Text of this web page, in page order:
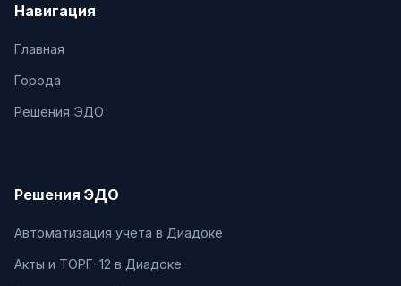
Навигация
Главная
Города
Решения ЭДО
Решения ЭДО
Автоматизация учета в Диадоке
Акты и ТОРГ-12 в Диадоке